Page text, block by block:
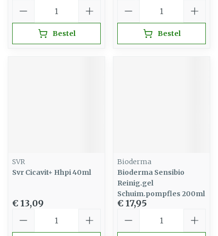
Bestel Bestel
SVR
Svr Cicavit+ Hhpi 40ml
€ 13,09
Bioderma
Bioderma Sensibio
Reinig.gel
Schuim.pompfles 200ml
€ 17,95